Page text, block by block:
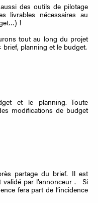
aussi des outils de pilotage
livrables nécessaires au
!
tout au long du projet
planning et le budget.
et le planning. Toute
modifications de budget
partage du brief. Il est
validé par l’annonceur . Si
fera part de l’incidence